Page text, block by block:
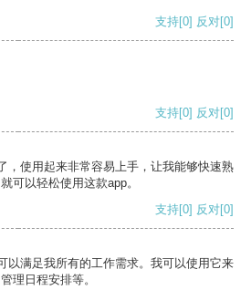
支持[0] 反对[0]
支持[0] 反对[0]
，使用起来非常容易上手，让我能够快速熟
可以轻松使用这款app。
支持[0] 反对[0]
以满足我所有的工作需求。我可以使用它来
理日程安排等。